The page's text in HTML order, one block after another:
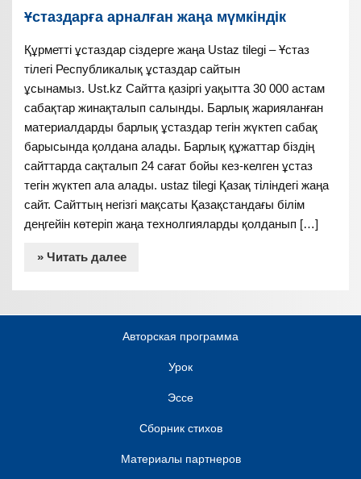
Ұстаздарға арналған жаңа мүмкіндік
Құрметті ұстаздар сіздерге жаңа Ustaz tilegi – Ұстаз
тілегі Республикалық ұстаздар сайтын
ұсынамыз. Ust.kz Сайтта қазіргі уақытта 30 000 астам
сабақтар жинақталып салынды. Барлық жарияланған
материалдарды барлық ұстаздар тегін жүктеп сабақ
барысында қолдана алады. Барлық құжаттар біздің
сайттарда сақталып 24 сағат бойы кез-келген ұстаз
тегін жүктеп ала алады. ustaz tilegi Қазақ тіліндегі жаңа
сайт. Сайттың негізгі мақсаты Қазақстандағы білім
деңгейін көтеріп жаңа технолгияларды қолданып […]
» Читать далее
Авторская программа
Урок
Эссе
Сборник стихов
Материалы партнеров